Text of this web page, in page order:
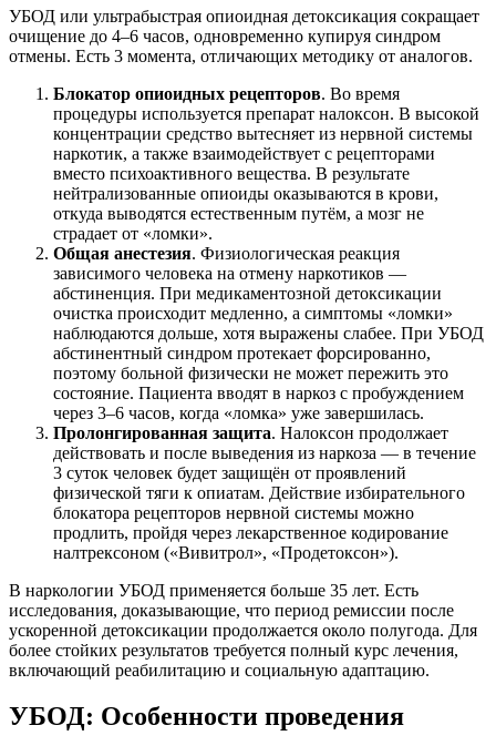
УБОД или ультрабыстрая опиоидная детоксикация сокращает
очищение до 4–6 часов, одновременно купируя синдром
отмены. Есть 3 момента, отличающих методику от аналогов.
Блокатор опиоидных рецепторов. Во время
процедуры используется препарат налоксон. В высокой
концентрации средство вытесняет из нервной системы
наркотик, а также взаимодействует с рецепторами
вместо психоактивного вещества. В результате
нейтрализованные опиоиды оказываются в крови,
откуда выводятся естественным путём, а мозг не
страдает от «ломки».
Общая анестезия. Физиологическая реакция
зависимого человека на отмену наркотиков —
абстиненция. При медикаментозной детоксикации
очистка происходит медленно, а симптомы «ломки»
наблюдаются дольше, хотя выражены слабее. При УБОД
абстинентный синдром протекает форсированно,
поэтому больной физически не может пережить это
состояние. Пациента вводят в наркоз с пробуждением
через 3–6 часов, когда «ломка» уже завершилась.
Пролонгированная защита. Налоксон продолжает
действовать и после выведения из наркоза — в течение
3 суток человек будет защищён от проявлений
физической тяги к опиатам. Действие избирательного
блокатора рецепторов нервной системы можно
продлить, пройдя через лекарственное кодирование
налтрексоном («Вивитрол», «Продетоксон»).
В наркологии УБОД применяется больше 35 лет. Есть
исследования, доказывающие, что период ремиссии после
ускоренной детоксикации продолжается около полугода. Для
более стойких результатов требуется полный курс лечения,
включающий реабилитацию и социальную адаптацию.
УБОД: Особенности проведения